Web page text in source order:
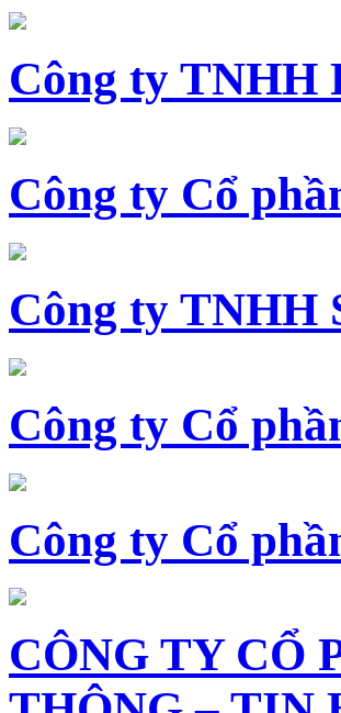
Công ty TNHH
Công ty Cổ
Công ty TNHH
Công ty Cổ
Công ty Cổ
CÔNG TY CỔ